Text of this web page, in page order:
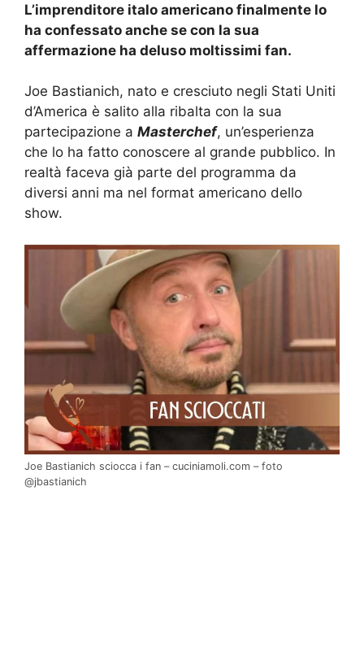
L’imprenditore italo americano finalmente lo
ha confessato anche se con la sua
affermazione ha deluso moltissimi fan.
Joe Bastianich, nato e cresciuto negli Stati Uniti
d’America è salito alla ribalta con la sua
partecipazione a Masterchef, un’esperienza
che lo ha fatto conoscere al grande pubblico. In
realtà faceva già parte del programma da
diversi anni ma nel format americano dello
show.
Joe Bastianich sciocca i fan – cuciniamoli.com – foto
@jbastianich